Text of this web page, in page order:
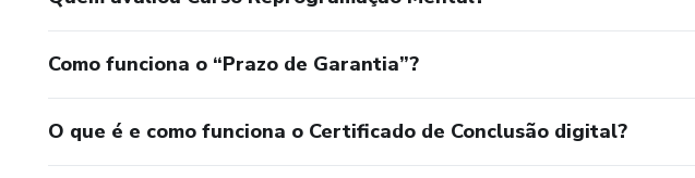
Como funciona o “Prazo de Garantia”?
O que é e como funciona o Certificado de Conclusão digital?